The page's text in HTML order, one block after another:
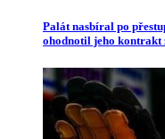
Palát nasbíral po
ohodnotil jeho kontrakt